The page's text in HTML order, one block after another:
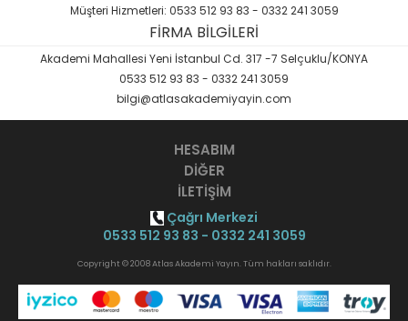
Müşteri Hizmetleri: 0533 512 93 83 - 0332 241 3059
FİRMA BİLGİLERİ
Akademi Mahallesi Yeni İstanbul Cd. 317 -7 Selçuklu/KONYA
0533 512 93 83 - 0332 241 3059
bilgi@atlasakademiyayin.com
HESABIM
DİĞER
İLETİŞİM
Çağrı Merkezi
0533 512 93 83 - 0332 241 3059
Copyright © 2008 Atlas Akademi Yayın. Tüm hakları saklıdır.